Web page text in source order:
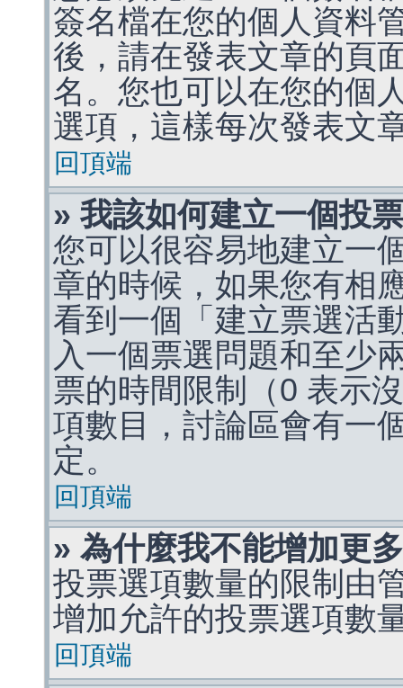
簽名檔在您的個人資料
後，請在發表文章的頁
名。您也可以在您的個
選項，這樣每次發表文
回頂端
» 我該如何建立一個投
您可以很容易地建立一
章的時候，如果您有相
看到一個「建立票選活
入一個票選問題和至少
票的時間限制（0 表示
項數目，討論區會有一
定。
回頂端
» 為什麼我不能增加更
投票選項數量的限制由
增加允許的投票選項數
回頂端